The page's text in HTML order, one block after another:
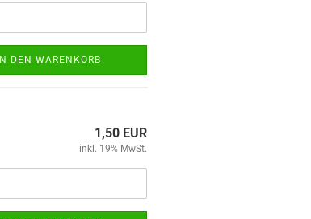
IN DEN WARENKORB
1,50 EUR
inkl. 19% MwSt.